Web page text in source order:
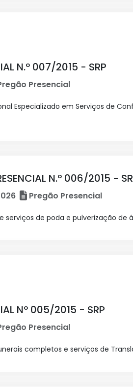
N.º 007/2015 - SRP
Presencial
Especializado em Serviços de
N.º 006/2015 -
Pregão Presencial
serviços de poda e pulverização de
Nº 005/2015 - SRP
Presencial
completos e serviços de